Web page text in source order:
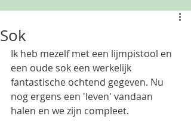
Sok
Ik heb mezelf met een lijmpistool en
een oude sok een werkelijk
fantastische ochtend gegeven. Nu
nog ergens een 'leven' vandaan
halen en we zijn compleet.